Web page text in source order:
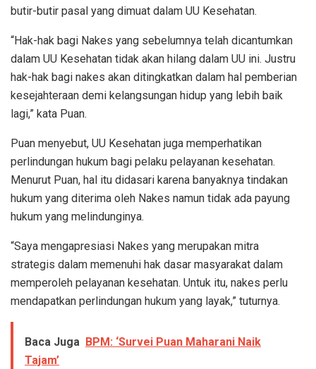
butir-butir pasal yang dimuat dalam UU Kesehatan.
“Hak-hak bagi Nakes yang sebelumnya telah dicantumkan
dalam UU Kesehatan tidak akan hilang dalam UU ini. Justru
hak-hak bagi nakes akan ditingkatkan dalam hal pemberian
kesejahteraan demi kelangsungan hidup yang lebih baik
lagi,” kata Puan.
Puan menyebut, UU Kesehatan juga memperhatikan
perlindungan hukum bagi pelaku pelayanan kesehatan.
Menurut Puan, hal itu didasari karena banyaknya tindakan
hukum yang diterima oleh Nakes namun tidak ada payung
hukum yang melindunginya.
“Saya mengapresiasi Nakes yang merupakan mitra
strategis dalam memenuhi hak dasar masyarakat dalam
memperoleh pelayanan kesehatan. Untuk itu, nakes perlu
mendapatkan perlindungan hukum yang layak,” tuturnya.
Baca Juga BPM: ‘Survei Puan Maharani Naik
Tajam’